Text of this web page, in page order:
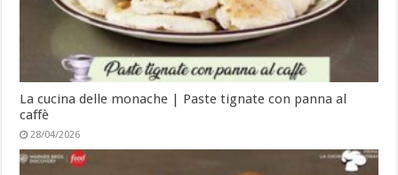
La cucina delle monache | Paste tignate con panna al
caffè
28/04/2026